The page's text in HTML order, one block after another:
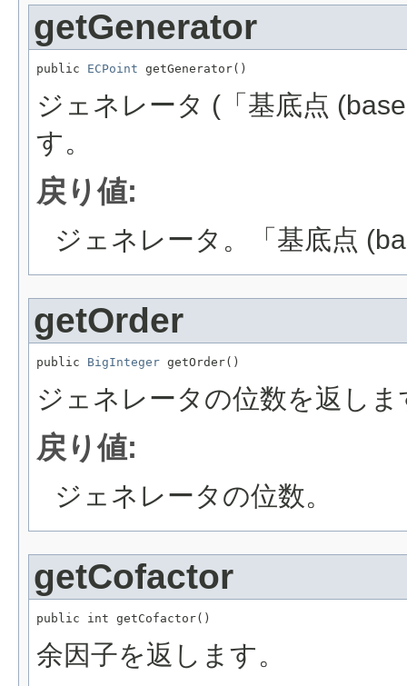
getGenerator
public ECPoint getGenerator()
ジェネレータ (「基底点
す。
戻り値:
ジェネレータ。「基底点
getOrder
public BigInteger getOrder()
ジェネレータの位数を返しま
戻り値:
ジェネレータの位数。
getCofactor
public int getCofactor()
余因子を返します。